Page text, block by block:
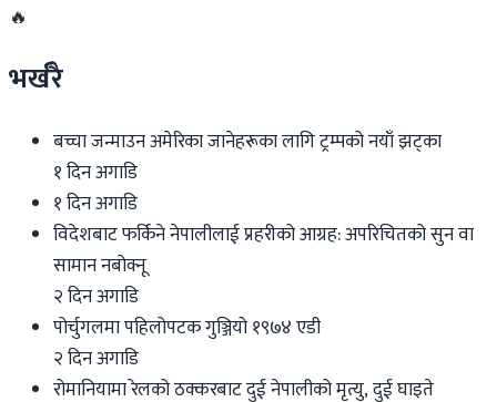
🔥
भर्खरै
बच्चा जन्माउन अमेरिका जानेहरूका लागि ट्रम्पको नयाँ झट्का
१ दिन अगाडि
१ दिन अगाडि
विदेशबाट फर्किने नेपालीलाई प्रहरीको आग्रह: अपरिचितको सुन वा
सामान नबोक्नू
२ दिन अगाडि
पोर्चुगलमा पहिलोपटक गुञ्जियो १९७४ एडी
२ दिन अगाडि
रोमानियामा रेलको ठक्करबाट दुई नेपालीको मृत्यु, दुई घाइते